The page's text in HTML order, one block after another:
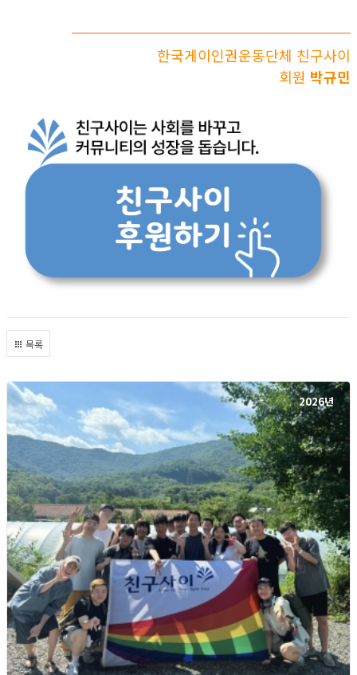
한국게이인권운동단체 친구사이
회원 박규민
목록
2026년